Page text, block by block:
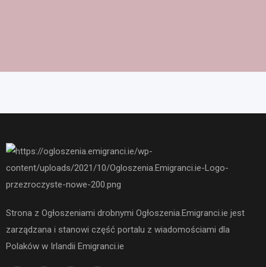
Strona z Ogłoszeniami drobnymi Ogłoszenia.Emigranci.ie jest
zarządzana i stanowi część portalu z wiadomościami dla
Polaków w Irlandii Emigranci.ie